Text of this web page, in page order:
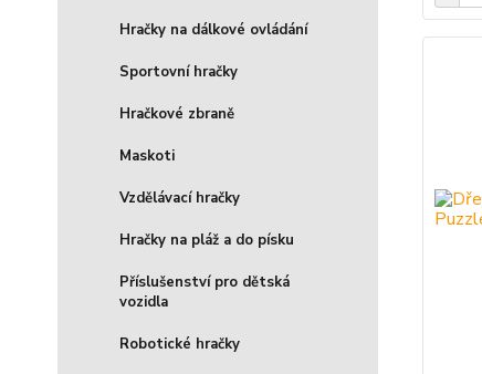
Hračky na dálkové ovládání
Sportovní hračky
Hračkové zbraně
Maskoti
Vzdělávací hračky
Hračky na pláž a do písku
Příslušenství pro dětská
vozidla
Robotické hračky